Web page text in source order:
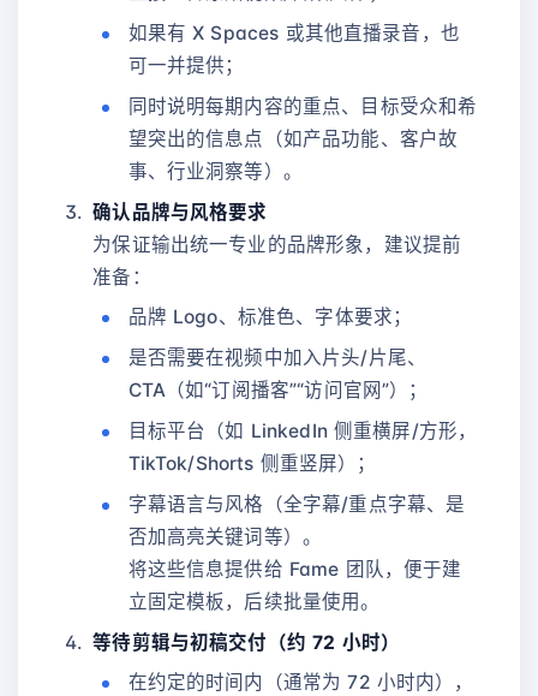
如果有 X Spaces 或其他直播录音，也
可一并提供；
同时说明每期内容的重点、目标受众和希
望突出的信息点（如产品功能、客户故
事、行业洞察等）。
确认品牌与风格要求
为保证输出统一专业的品牌形象，建议提前
准备：
品牌 Logo、标准色、字体要求；
是否需要在视频中加入片头/片尾、
CTA（如“订阅播客”“访问官网”）；
目标平台（如 LinkedIn 侧重横屏/方形，
TikTok/Shorts 侧重竖屏）；
字幕语言与风格（全字幕/重点字幕、是
否加高亮关键词等）。
将这些信息提供给 Fame 团队，便于建
立固定模板，后续批量使用。
等待剪辑与初稿交付（约 72 小时）
在约定的时间内（通常为 72 小时内），